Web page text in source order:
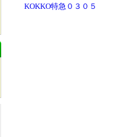
KOKKO特急０３０５